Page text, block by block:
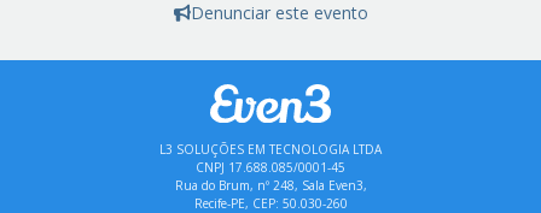
Denunciar este evento
L3 SOLUÇÕES EM TECNOLOGIA LTDA
CNPJ 17.688.085/0001-45
Rua do Brum, nº 248, Sala Even3,
Recife-PE, CEP: 50.030-260